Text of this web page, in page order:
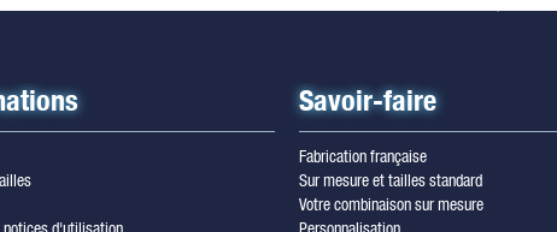
Savoir-faire
Fabrication française
Sur mesure et tailles standard
Votre combinaison sur mesure